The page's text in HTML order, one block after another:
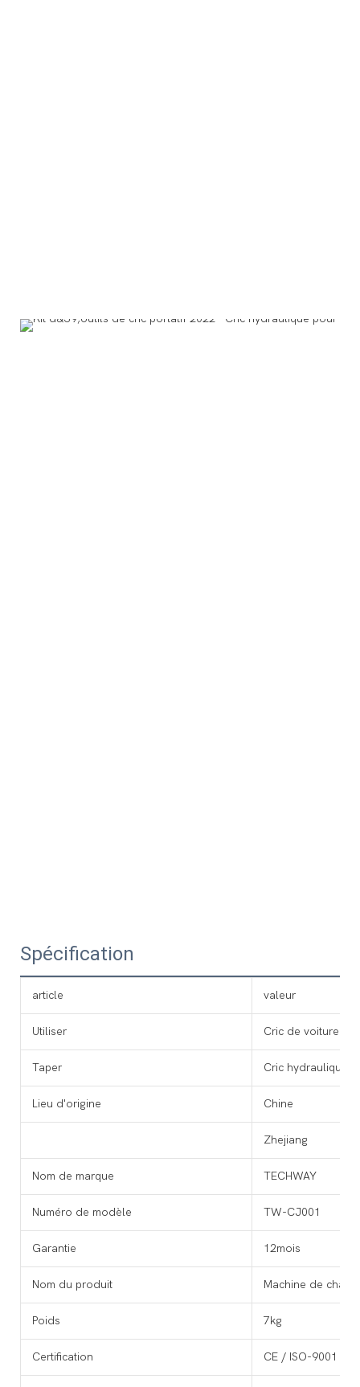
Spécification
article valeur
Utiliser Cric de voiture
Taper Cric hydraulique
Lieu d'origine Chine
Zhejiang
Nom de marque TECHWAY
Numéro de modèle TW-CJ001
Garantie 12mois
Nom du produit Machine de
Poids 7kg
Certification CE / ISO-9001